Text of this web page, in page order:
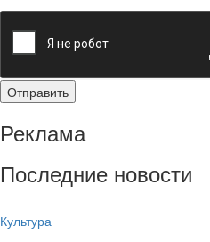
Реклама
Последние новости
Культура